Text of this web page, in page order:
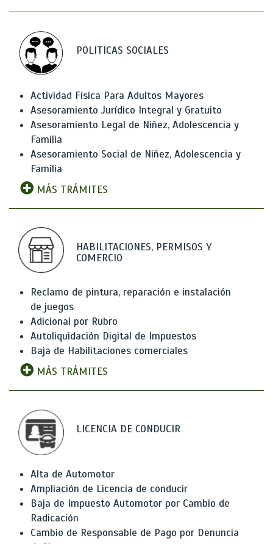
POLITICAS SOCIALES
Actividad Física Para Adultos Mayores
Asesoramiento Jurídico Integral y Gratuito
Asesoramiento Legal de Niñez, Adolescencia y
Familia
Asesoramiento Social de Niñez, Adolescencia y
Familia
MÁS TRÁMITES
HABILITACIONES, PERMISOS Y
COMERCIO
Reclamo de pintura, reparación e instalación
de juegos
Adicional por Rubro
Autoliquidación Digital de Impuestos
Baja de Habilitaciones comerciales
MÁS TRÁMITES
LICENCIA DE CONDUCIR
Alta de Automotor
Ampliación de Licencia de conducir
Baja de Impuesto Automotor por Cambio de
Radicación
Cambio de Responsable de Pago por Denuncia